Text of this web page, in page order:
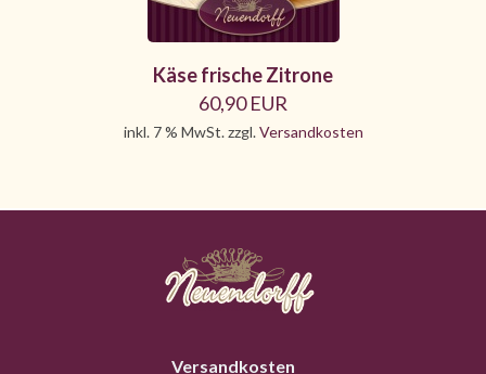
Käse frische Zitrone
60,90 EUR
inkl. 7 % MwSt. zzgl.Versandkosten
Versandkosten